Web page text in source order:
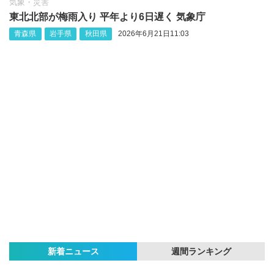
気象・災害
東北北部が梅雨入り 平年より6日遅く 気象庁
青森県 岩手県 秋田県 2026年6月21日11:03
新着ニュース 週間ランキング